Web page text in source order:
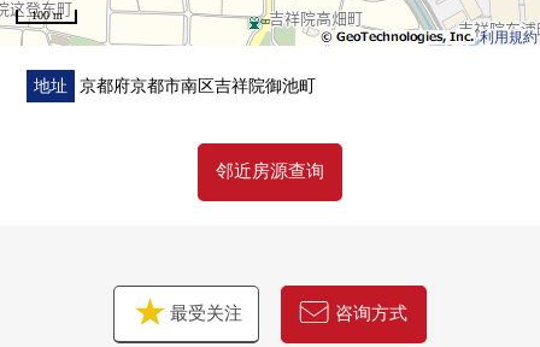
利用規約
100 m
地址 京都府京都市南区吉祥院御池町
邻近房源查询
最受关注 咨询方式